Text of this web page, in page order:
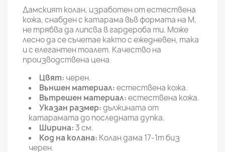
Дамският колан, изработен от естествена
кожа, снабден с катарама във формата на M,
не трябва да липсва в гардероба ти. Може
лесно да се съчетае както с ежедневен, така
и с елегантен тоалет. Качество на
производствена цена.
Цвят: черен.
Външен материал:естествена кожа.
Вътрешен материал:естествена кожа.
Указан размер:дължината от
катарамата до последната дупка.
Ширина:3 см.
Код на колана: Колан дама 17-1m биз
черен.